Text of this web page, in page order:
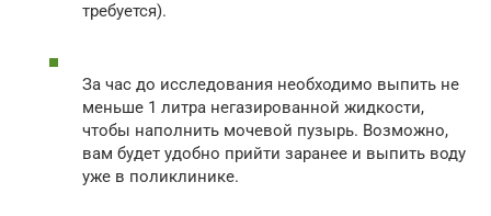
требуется).
За час до исследования необходимо выпить не
меньше 1 литра негазированной жидкости,
чтобы наполнить мочевой пузырь. Возможно,
вам будет удобно прийти заранее и выпить воду
уже в поликлинике.